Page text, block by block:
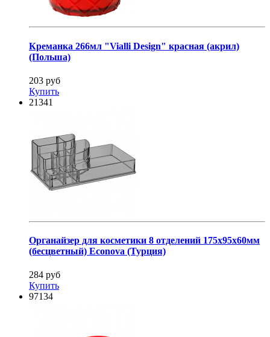
Креманка 266мл "Vialli Design" красная (акрил)
(Польша)
203 руб
Купить
21341
Органайзер для косметики 8 отделений 175х95х60мм
(бесцветный) Econova (Турция)
284 руб
Купить
97134